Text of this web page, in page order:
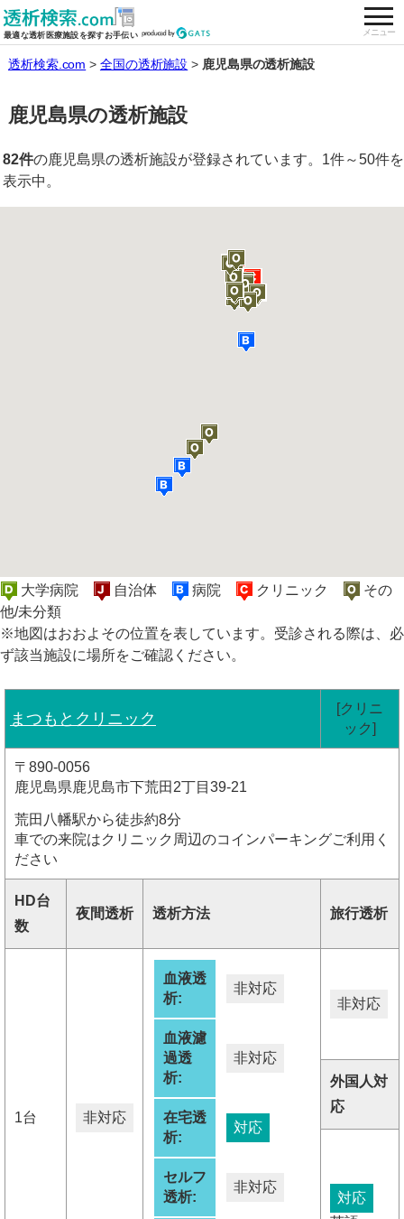
最適な透析医療施設を探すお手伝い メニュー
全国の透析施設を検索する
透析検索.com 全国の透析施設 鹿児島県の透析施設
鹿児島県の透析施設
82件の鹿児島県の透析施設が登録されています。1件～50件を
表示中。
大学病院 自治体 病院 クリニック
その
他/未分類
※地図はおおよその位置を表しています。受診される際は、必
ず該当施設に場所をご確認ください。
まつもとクリニック
[クリニ
ック]
〒890-0056
鹿児島県鹿児島市下荒田2丁目39-21
荒田八幡駅から徒歩約8分
車での来院はクリニック周辺のコインパーキングご利用く
ださい
HD台
数
夜間透析 透析方法 旅行透析
1台 非対応
血液透
析:
非対応
血液濾
過透
析:
非対応
在宅透
析:
対応
セルフ
透析:
非対応
非対応
外国人対
応
対応